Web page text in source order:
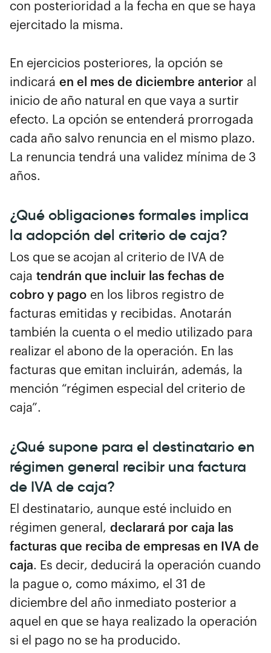
con posterioridad a la fecha en que se haya
ejercitado la misma.
En ejercicios posteriores, la opción se
indicará en el mes de diciembre anterior al
inicio de año natural en que vaya a surtir
efecto. La opción se entenderá prorrogada
cada año salvo renuncia en el mismo plazo.
La renuncia tendrá una validez mínima de 3
años.
¿Qué obligaciones formales implica
la adopción del criterio de caja?
Los que se acojan al criterio de IVA de
caja tendrán que incluir las fechas de
cobro y pago en los libros registro de
facturas emitidas y recibidas. Anotarán
también la cuenta o el medio utilizado para
realizar el abono de la operación. En las
facturas que emitan incluirán, además, la
mención “régimen especial del criterio de
caja”.
¿Qué supone para el destinatario en
régimen general recibir una factura
de IVA de caja?
El destinatario, aunque esté incluido en
régimen general, declarará por caja las
facturas que reciba de empresas en IVA de
caja. Es decir, deducirá la operación cuando
la pague o, como máximo, el 31 de
diciembre del año inmediato posterior a
aquel en que se haya realizado la operación
si el pago no se ha producido.